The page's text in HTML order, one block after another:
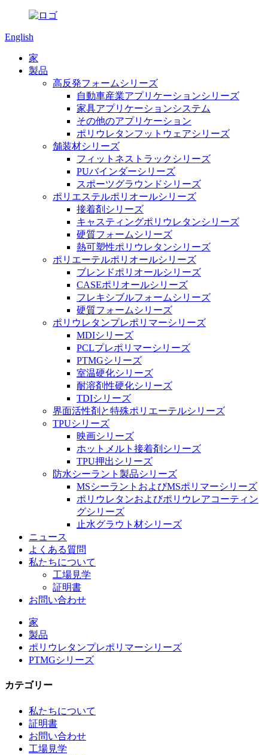
English
家
製品
高反発フォームシリーズ
自動車産業アプリケーションシリーズ
家具アプリケーションシステム
その他のアプリケーション
ポリウレタンフットウェアシリーズ
舗装材シリーズ
フィットネストラックシリーズ
PUバインダーシリーズ
スポーツグラウンドシリーズ
ポリエステルポリオールシリーズ
接着剤シリーズ
キャスティングポリウレタンシリーズ
硬質フォームシリーズ
熱可塑性ポリウレタンシリーズ
ポリエーテルポリオールシリーズ
ブレンドポリオールシリーズ
CASEポリオールシリーズ
フレキシブルフォームシリーズ
硬質フォームシリーズ
ポリウレタンプレポリマーシリーズ
MDIシリーズ
PCLプレポリマーシリーズ
PTMGシリーズ
室温硬化シリーズ
耐溶剤性硬化シリーズ
TDIシリーズ
界面活性剤と特殊ポリエーテルシリーズ
TPUシリーズ
映画シリーズ
ホットメルト接着剤シリーズ
TPU押出シリーズ
防水シーラント製品シリーズ
MSシーラントおよびMSポリマーシリーズ
ポリウレタンおよびポリウレアコーティン
グシリーズ
止水グラウト材シリーズ
ニュース
よくある質問
私たちについて
工場見学
証明書
お問い合わせ
家
製品
ポリウレタンプレポリマーシリーズ
PTMGシリーズ
カテゴリー
私たちについて
証明書
お問い合わせ
工場見学